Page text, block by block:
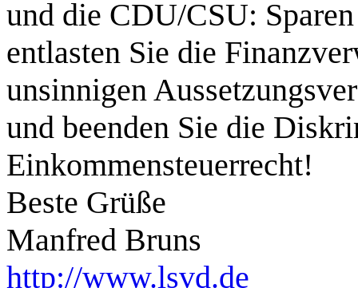
und die CDU/CSU:
entlasten Sie die
unsinnigen
und beenden Sie die
Einkommensteuerrecht!
Beste Grüße
Manfred Bruns
http://www.lsvd.de